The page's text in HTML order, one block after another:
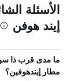
الأسئلة
إيند هوفن
ما مدى قرب ذا
مطار إيندهوفين؟